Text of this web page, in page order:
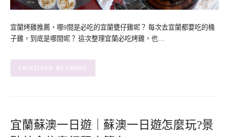
宜蘭烤雞推薦，哪9間是必吃的宜蘭甕仔雞呢？ 每次去宜蘭都要吃的桶
子雞，到底是哪間呢？ 這次整理宜蘭必吃烤雞，也…
CONTINUE READING
宜蘭蘇澳一日遊｜蘇澳一日遊怎麼玩?景